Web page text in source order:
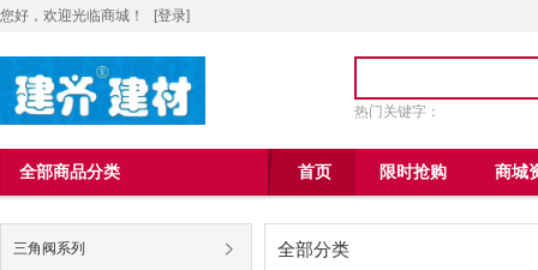
您好，欢迎光临商城！ [登录]
热门关键字：
全部商品分类 首页 限时抢购 商城
三角阀系列 全部分类